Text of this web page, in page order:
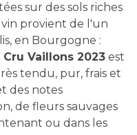
sur des sols riches
provient de l'un
en Bourgogne :
Vaillons 2023 est
tendu, pur, frais et
des notes
de fleurs sauvages
ou dans les